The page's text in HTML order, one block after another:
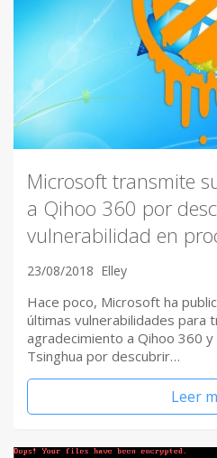
Microsoft transmite
a Qihoo 360 por
vulnerabilidad en
23/08/2018 Elley
Hace poco, Microsoft ha
últimas vulnerabilidades para
agradecimiento a Qihoo 360
Tsinghua por descubrir…
Leer